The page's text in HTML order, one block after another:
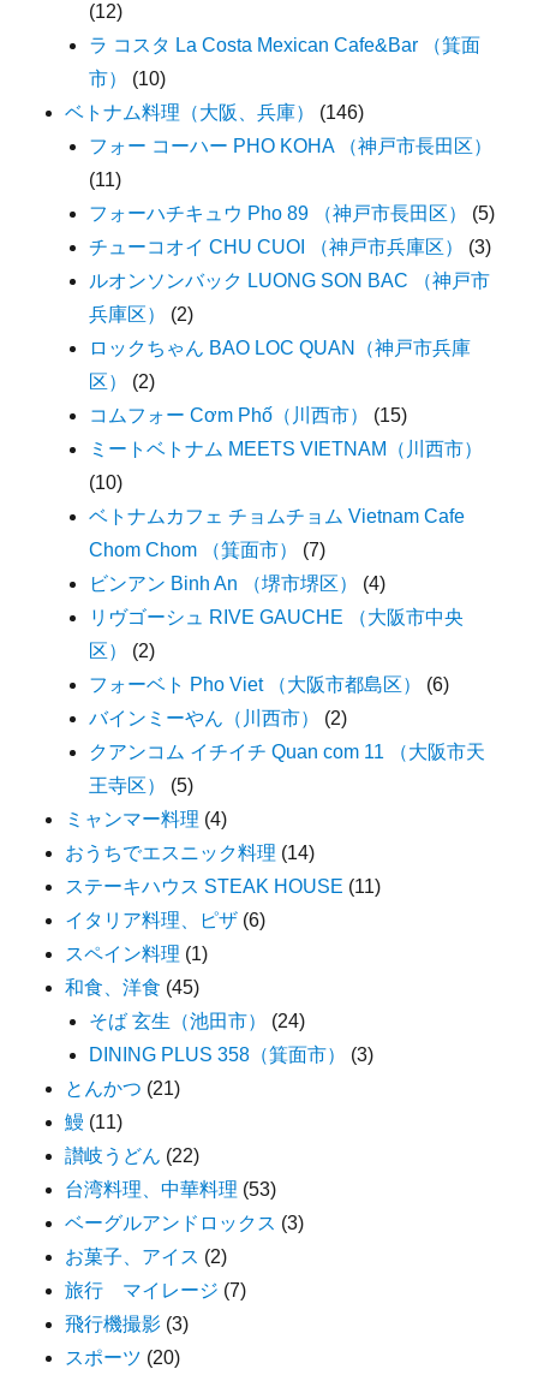
(12)
ラ コスタ La Costa Mexican Cafe&Bar （箕面
市）
(10)
ベトナム料理（大阪、兵庫）
(146)
フォー コーハー PHO KOHA （神戸市長田区）
(11)
フォーハチキュウ Pho 89 （神戸市長田区）
(5)
チューコオイ CHU CUOI （神戸市兵庫区）
(3)
ルオンソンバック LUONG SON BAC （神戸市
兵庫区）
(2)
ロックちゃん BAO LOC QUAN（神戸市兵庫
区）
(2)
コムフォー Cơm Phố（川西市）
(15)
ミートベトナム MEETS VIETNAM（川西市）
(10)
ベトナムカフェ チョムチョム Vietnam Cafe
Chom Chom （箕面市）
(7)
ビンアン Binh An （堺市堺区）
(4)
リヴゴーシュ RIVE GAUCHE （大阪市中央
区）
(2)
フォーベト Pho Viet （大阪市都島区）
(6)
バインミーやん（川西市）
(2)
クアンコム イチイチ Quan com 11 （大阪市天
王寺区）
(5)
ミャンマー料理 (4)
おうちでエスニック料理 (14)
ステーキハウス STEAK HOUSE (11)
イタリア料理、ピザ (6)
スペイン料理 (1)
和食、洋食 (45)
そば 玄生（池田市）
(24)
DINING PLUS 358（箕面市）
(3)
とんかつ (21)
鰻 (11)
讃岐うどん (22)
台湾料理、中華料理 (53)
ベーグルアンドロックス (3)
お菓子、アイス (2)
旅行 マイレージ (7)
飛行機撮影 (3)
スポーツ (20)